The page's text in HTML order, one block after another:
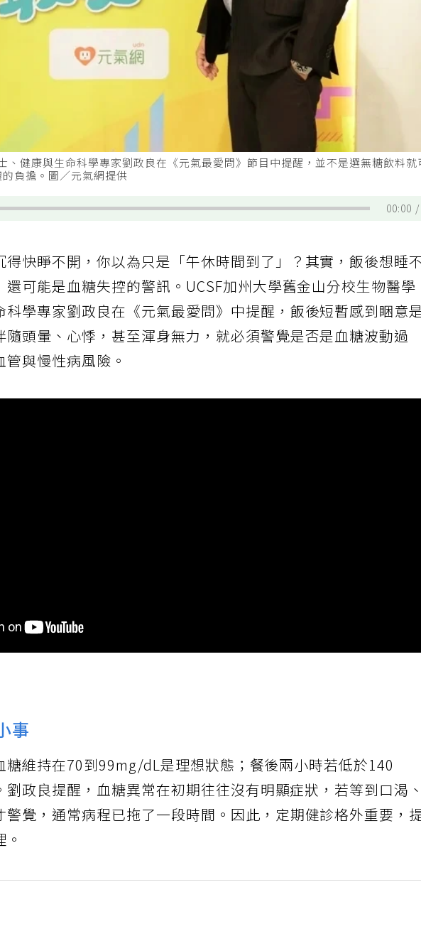
、健康與生命科學專家劉政良在《元氣最愛問》節目中提醒，並不是選無糖飲料
負擔。圖／元氣網提供
00:00
得快睜不開，你以為只是「午休時間到了」？其實，飯後想睡
可能是血糖失控的警訊。UCSF加州大學舊金山分校生物醫學
科學專家劉政良在《元氣最愛問》中提醒，飯後短暫感到睏意
隨頭暈、心悸，甚至渾身無力，就必須警覺是否是血糖波動過
與慢性病風險。
事
糖維持在70到99mg/dL是理想狀態；餐後兩小時若低於140
政良提醒，血糖異常在初期往往沒有明顯症狀，若等到口渴
警覺，通常病程已拖了一段時間。因此，定期健診格外重要，